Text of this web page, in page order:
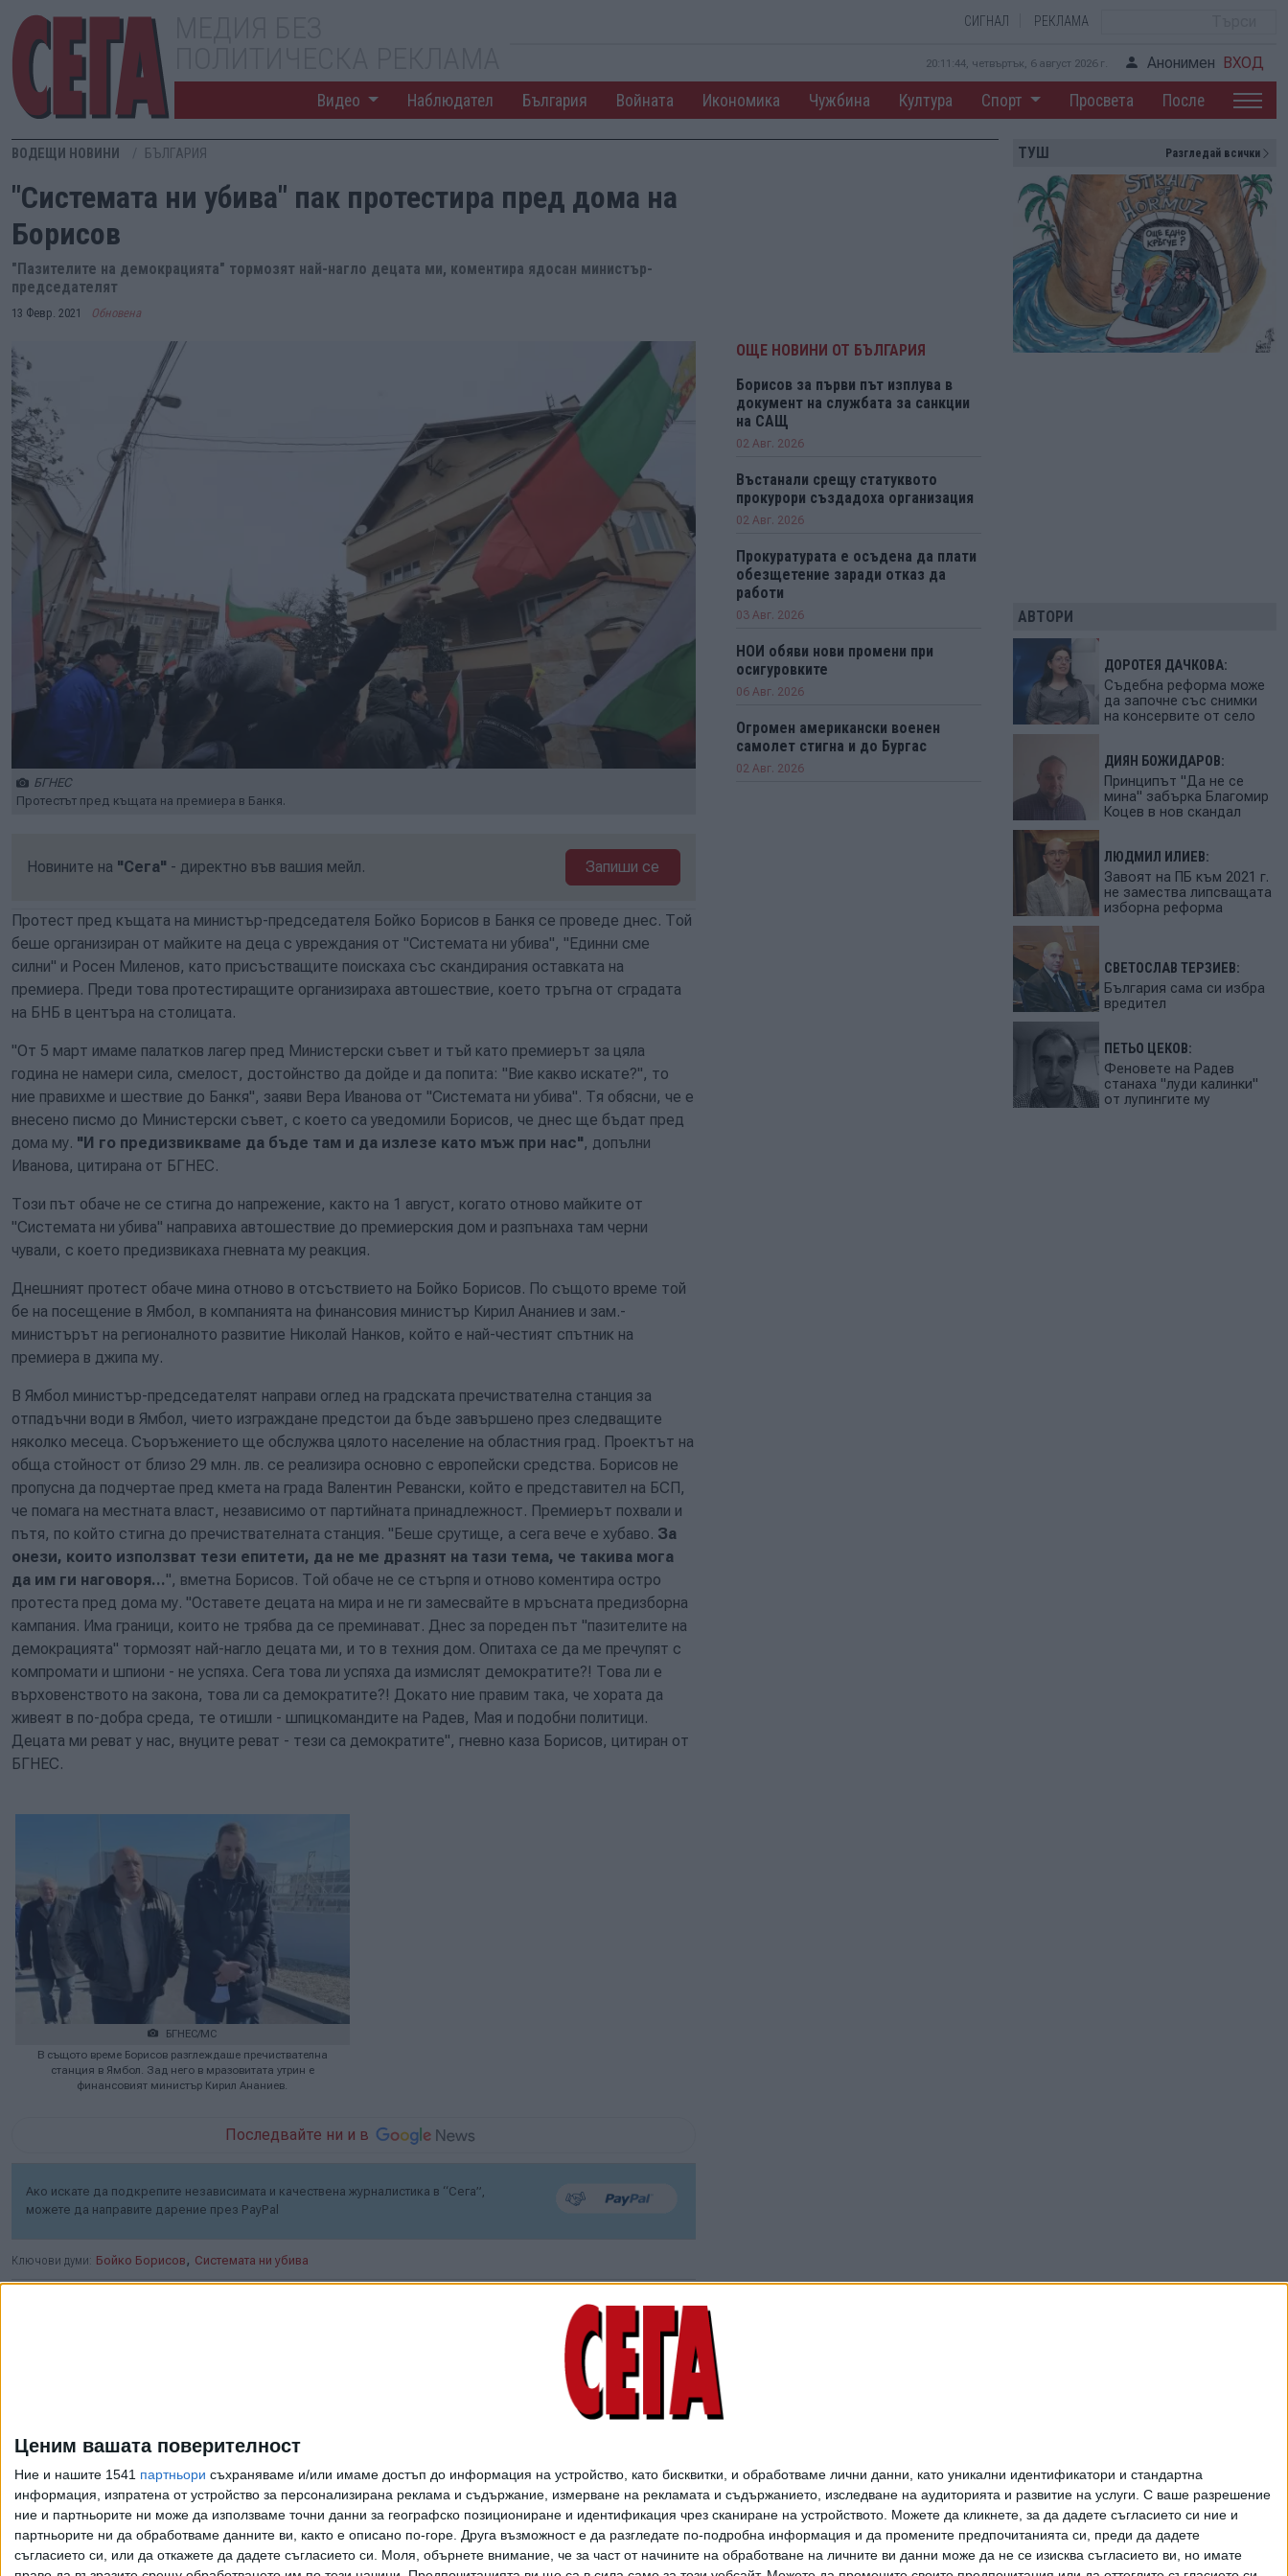
Ценим вашата поверителност
Ние и нашите 1541 партньори съхраняваме и/или имаме достъп до информация на устройство, като бисквитки, и обработваме лични данни, като уникални идентификатори и стандартна
информация, изпратена от устройство за персонализирана реклама и съдържание, измерване на рекламата и съдържанието, изследване на аудиторията и развитие на услуги. С ваше разрешение
ние и партньорите ни може да използваме точни данни за географско позициониране и идентификация чрез сканиране на устройството. Можете да кликнете, за да дадете съгласието си ние и
партньорите ни да обработваме данните ви, както е описано по-горе. Друга възможност е да разгледате по-подробна информация и да промените предпочитанията си, преди да дадете
съгласието си, или да откажете да дадете съгласието си.
Моля, обърнете внимание, че за част от начините на обработване на личните ви данни може да не се изисква съгласието ви, но имате
СИГНАЛ РЕКЛАМА
20:11:44, четвъртък, 6 август 2026 г. Анонимен ВХОД
Видео Наблюдател България Войната Икономика Чужбина Култура Спорт Просвета После
ВОДЕЩИ НОВИНИ БЪЛГАРИЯ
"Системата ни убива" пак протестира пред дома на
Борисов
"Пазителите на демокрацията" тормозят най-нагло децата ми, коментира ядосан министър-
председателят
13 Февр. 2021 Обновена
БГНЕС
Протестът пред къщата на премиера в Банкя.
Новините на "Сега" - директно във вашия мейл. Запиши се
Протест пред къщата на министър-председателя Бойко Борисов в Банкя се проведе днес. Той
беше организиран от майките на деца с увреждания от "Системата ни убива", "Единни сме
силни" и Росен Миленов, като присъстващите поискаха със скандирания оставката на
премиера. Преди това протестиращите организираха автошествие, което тръгна от сградата
на БНБ в центъра на столицата.
"От 5 март имаме палатков лагер пред Министерски съвет и тъй като премиерът за цяла
година не намери сила, смелост, достойнство да дойде и да попита: "Вие какво искате?", то
ние правихме и шествие до Банкя", заяви Вера Иванова от "Системата ни убива". Тя обясни, че е
внесено писмо до Министерски съвет, с което са уведомили Борисов, че днес ще бъдат пред
дома му. "И го предизвикваме да бъде там и да излезе като мъж при нас", допълни
Иванова, цитирана от БГНЕС.
Този път обаче не се стигна до напрежение, както на 1 август, когато отново майките от
"Системата ни убива" направиха автошествие до премиерския дом и разпънаха там черни
чували, с което предизвикаха гневната му реакция.
Днешният протест обаче мина отново в отсъствието на Бойко Борисов. По същото време той
бе на посещение в Ямбол, в компанията на финансовия министър Кирил Ананиев и зам.-
министърът на регионалното развитие Николай Нанков, който е най-честият спътник на
премиера в джипа му.
В Ямбол министър-председателят направи оглед на градската пречиствателна станция за
отпадъчни води в Ямбол, чието изграждане предстои да бъде завършено през следващите
няколко месеца. Съоръжението ще обслужва цялото население на областния град. Проектът на
обща стойност от близо 29 млн. лв. се реализира основно с европейски средства. Борисов не
пропусна да подчертае пред кмета на града Валентин Ревански, който е представител на БСП,
че помага на местната власт, независимо от партийната принадлежност. Премиерът похвали и
пътя, по който стигна до пречиствателната станция. "Беше срутище, а сега вече е хубаво. За
онези, които използват тези епитети, да не ме дразнят на тази тема, че такива мога
да им ги наговоря...", вметна Борисов. Той обаче не се стърпя и отново коментира остро
протеста пред дома му. "Оставете децата на мира и не ги замесвайте в мръсната предизборна
кампания. Има граници, които не трябва да се преминават. Днес за пореден път "пазителите на
демокрацията" тормозят най-нагло децата ми, и то в техния дом. Опитаха се да ме пречупят с
компромати и шпиони - не успяха. Сега това ли успяха да измислят демократите?! Това ли е
върховенството на закона, това ли са демократите?! Докато ние правим така, че хората да
живеят в по-добра среда, те отишли - шпицкомандите на Радев, Мая и подобни политици.
Децата ми реват у нас, внуците реват - тези са демократите", гневно каза Борисов, цитиран от
БГНЕС.
БГНЕС/МС
В същото време Борисов разглеждаше пречиствателна
станция в Ямбол. Зад него в мразовитата утрин е
финансовият министър Кирил Ананиев.
Последвайте ни и в
Ако искате да подкрепите независимата и качествена журналистика в “Сега”,
можете да направите дарение през PayPal
Ключови думи: Бойко Борисов , Системата ни убива
партията с "нови
умове"
05 Авг. 2026
Мирчев атакува
03 Авг. 2026
Борисов за първи път
ГЕРБ дава бюджета на
ОЩЕ НОВИНИ ОТ БЪЛГАРИЯ
Борисов за първи път изплува в
документ на службата за санкции
на САЩ
02 Авг. 2026
Въстанали срещу статуквото
прокурори създадоха организация
02 Авг. 2026
Прокуратурата е осъдена да плати
обезщетение заради отказ да
работи
03 Авг. 2026
НОИ обяви нови промени при
осигуровките
06 Авг. 2026
Огромен американски военен
самолет стигна и до Бургас
02 Авг. 2026
ТУШ Разгледай всички
АВТОРИ
ДОРОТЕЯ ДАЧКОВА:
Съдебна реформа може
да започне със снимки
на консервите от село
ДИЯН БОЖИДАРОВ:
Принципът "Да не се
мина" забърка Благомир
Коцев в нов скандал
ЛЮДМИЛ ИЛИЕВ:
Завоят на ПБ към 2021 г.
не замества липсващата
изборна реформа
СВЕТОСЛАВ ТЕРЗИЕВ:
България сама си избра
вредител
ПЕТЬО ЦЕКОВ:
Феновете на Радев
станаха "луди калинки"
от лупингите му